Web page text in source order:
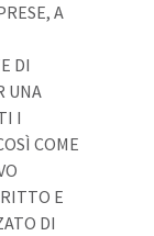
A
DI
UNA
I
COME
E
DI